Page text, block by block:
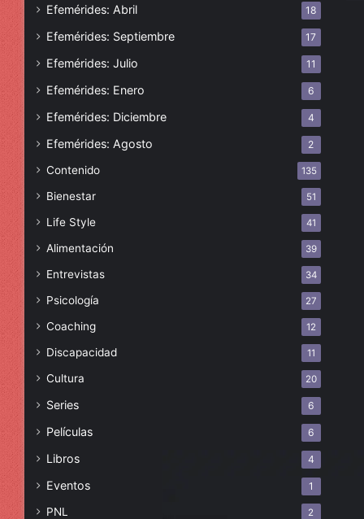
Efemérides: Abril 18
Efemérides: Septiembre 17
Efemérides: Julio 11
Efemérides: Enero 6
Efemérides: Diciembre 4
Efemérides: Agosto 2
Contenido 135
Bienestar 51
Life Style 41
Alimentación 39
Entrevistas 34
Psicología 27
Coaching 12
Discapacidad 11
Cultura 20
Series 6
Películas 6
Libros 4
Eventos 1
PNL 2